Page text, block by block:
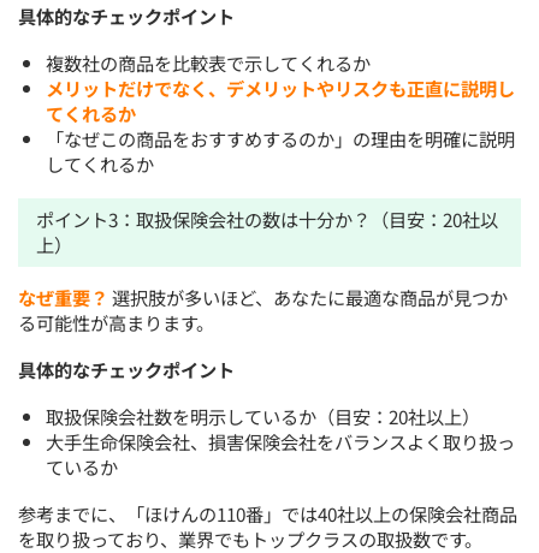
具体的なチェックポイント
複数社の商品を比較表で示してくれるか
メリットだけでなく、デメリットやリスクも正直に説明し
てくれるか
「なぜこの商品をおすすめするのか」の理由を明確に説明
してくれるか
ポイント3：取扱保険会社の数は十分か？（目安：20社以
上）
なぜ重要？ 選択肢が多いほど、あなたに最適な商品が見つか
る可能性が高まります。
具体的なチェックポイント
取扱保険会社数を明示しているか（目安：20社以上）
大手生命保険会社、損害保険会社をバランスよく取り扱っ
ているか
参考までに、「ほけんの110番」では40社以上の保険会社商品
を取り扱っており、業界でもトップクラスの取扱数です。